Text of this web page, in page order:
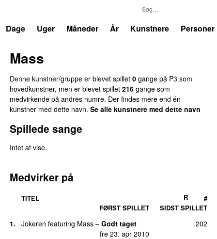
Dage
Uger Måneder År Kunstnere Personer
Mass
Denne kunstner/gruppe er blevet spillet 0 gange på P3 som
hovedkunstner, men er blevet spillet 216 gange som
medvirkende på andres numre. Der findes mere end én
kunstner med dette navn. Se alle kunstnere med dette navn
Spillede sange
Intet at vise.
Medvirker på
TITEL
FØRST SPILLET
SIDST SPILLET
R #
1. Jokeren featuring Mass – Godt taget
fre 23. apr 2010
202